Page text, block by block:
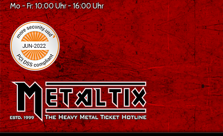
Mo - Fr: 10:00 Uhr - 16:00 Uhr